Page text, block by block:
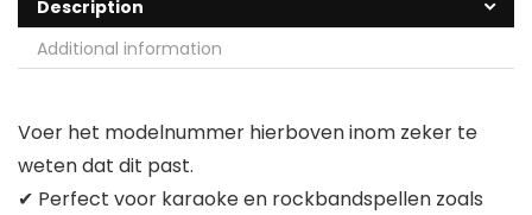
Description
Additional information
Voer het modelnummer hierboven inom zeker te
weten dat dit past.
✔ Perfect voor karaoke en rockbandspellen zoals